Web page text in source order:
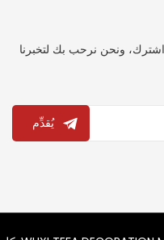
ونحن نرحب بك لتخبرنا
يُقدِّم